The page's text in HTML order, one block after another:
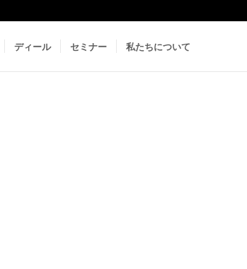
ディール セミナー 私たちについて